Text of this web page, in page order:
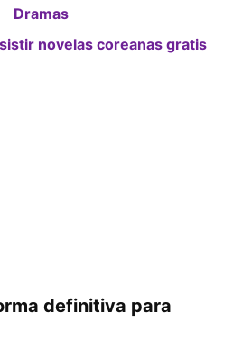
Dramas
novelas coreanas gratis
definitiva para